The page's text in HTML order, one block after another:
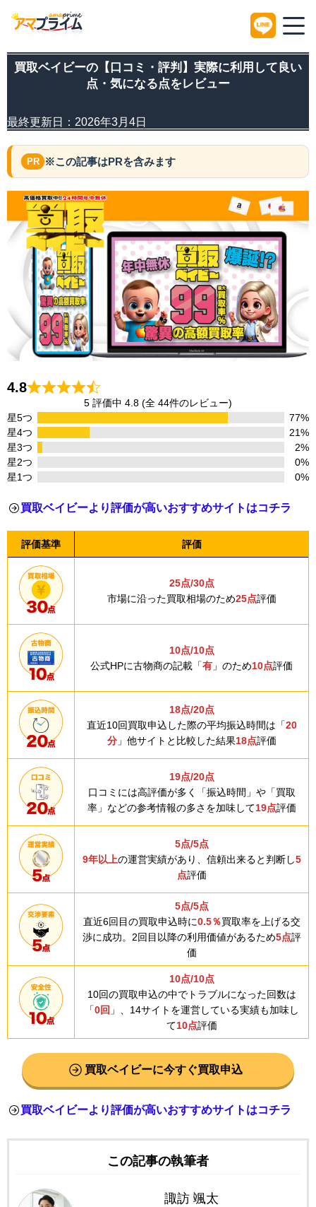
HOME 買取サイトレビュー 買取ベイビーの【口コミ・評判】実際に利用して良
買取ベイビーの【口コミ・評判】実際に利用して良い
点・気になる点をレビュー
最終更新日： 2026年3月4日
※この記事はPRを含みます
4.8
5 評価中 4.8 (全 44件のレビュー)
星5つ
77%
星4つ
21%
星3つ
2%
星2つ
0%
星1つ
0%
買取ベイビーより評価が高いおすすめサイトはコチラ
評価基準 評価
25点/30点
市場に沿った買取相場のため25点評価
10点/10点
公式HPに古物商の記載「有 」のため10点評価
18点/20点
直近10回買取申込した際の平均振込時間は「20
分」他サイトと比較した結果18点評価
19点/20点
口コミには高評価が多く「振込時間」や「買取
率」などの参考情報の多さを加味して19点評価
5点/5点
9年以上の運営実績があり、信頼出来ると判断し5
点評価
5点/5点
直近6回目の買取申込時に0.5％買取率を上げる交
渉に成功。2回目以降の利用価値があるため5点評
価
10点/10点
10回の買取申込の中でトラブルになった回数は
「0回 」、14サイトを運営している実績も加味し
て10点評価
買取ベイビーに今すぐ買取申込
買取ベイビーより評価が高いおすすめサイトはコチラ
この記事の執筆者
諏訪 颯太